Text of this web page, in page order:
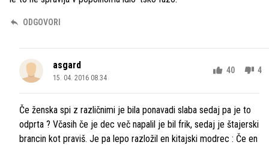
ODGOVORI
asgard
15. 04. 2016 08.34
40 4
Če ženska spi z različnimi je bila ponavadi slaba sedaj pa je to
odprta ? Včasih če je dec več napalil je bil frik, sedaj je štajerski
brancin kot praviš. Je pa lepo razložil en kitajski modrec : Če en